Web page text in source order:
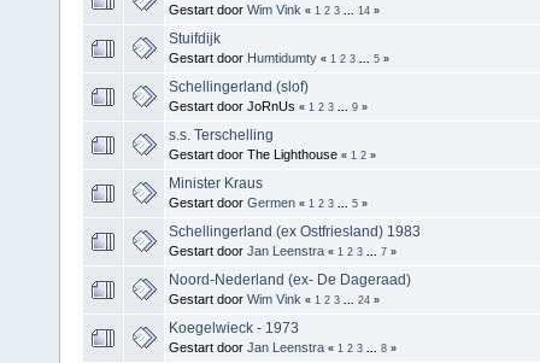
Gestart door Wim Vink « 1 2 3 14 »
Stuifdijk
Gestart door Humtidumty « 1 2 3 5 »
Schellingerland (slof)
Gestart door JoRnUs « 1 2 3 9 »
s.s. Terschelling
Gestart door The Lighthouse « 1 2 »
Minister Kraus
Gestart door Germen « 1 2 3 5 »
Schellingerland (ex Ostfriesland) 1983
Gestart door Jan Leenstra « 1 2 3 7 »
Noord-Nederland (ex- De Dageraad)
Gestart door Wim Vink « 1 2 3 24 »
Koegelwieck - 1973
Gestart door Jan Leenstra « 1 2 3 8 »